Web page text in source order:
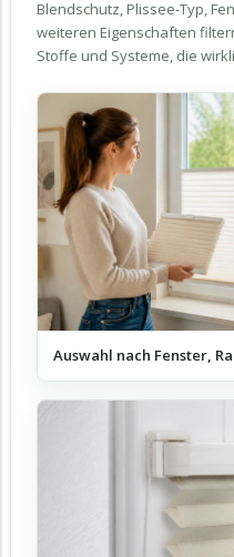
Blendschutz, Plissee-Typ,
weiteren Eigenschaften
Stoffe und Systeme, die
Auswahl nach Fenster,